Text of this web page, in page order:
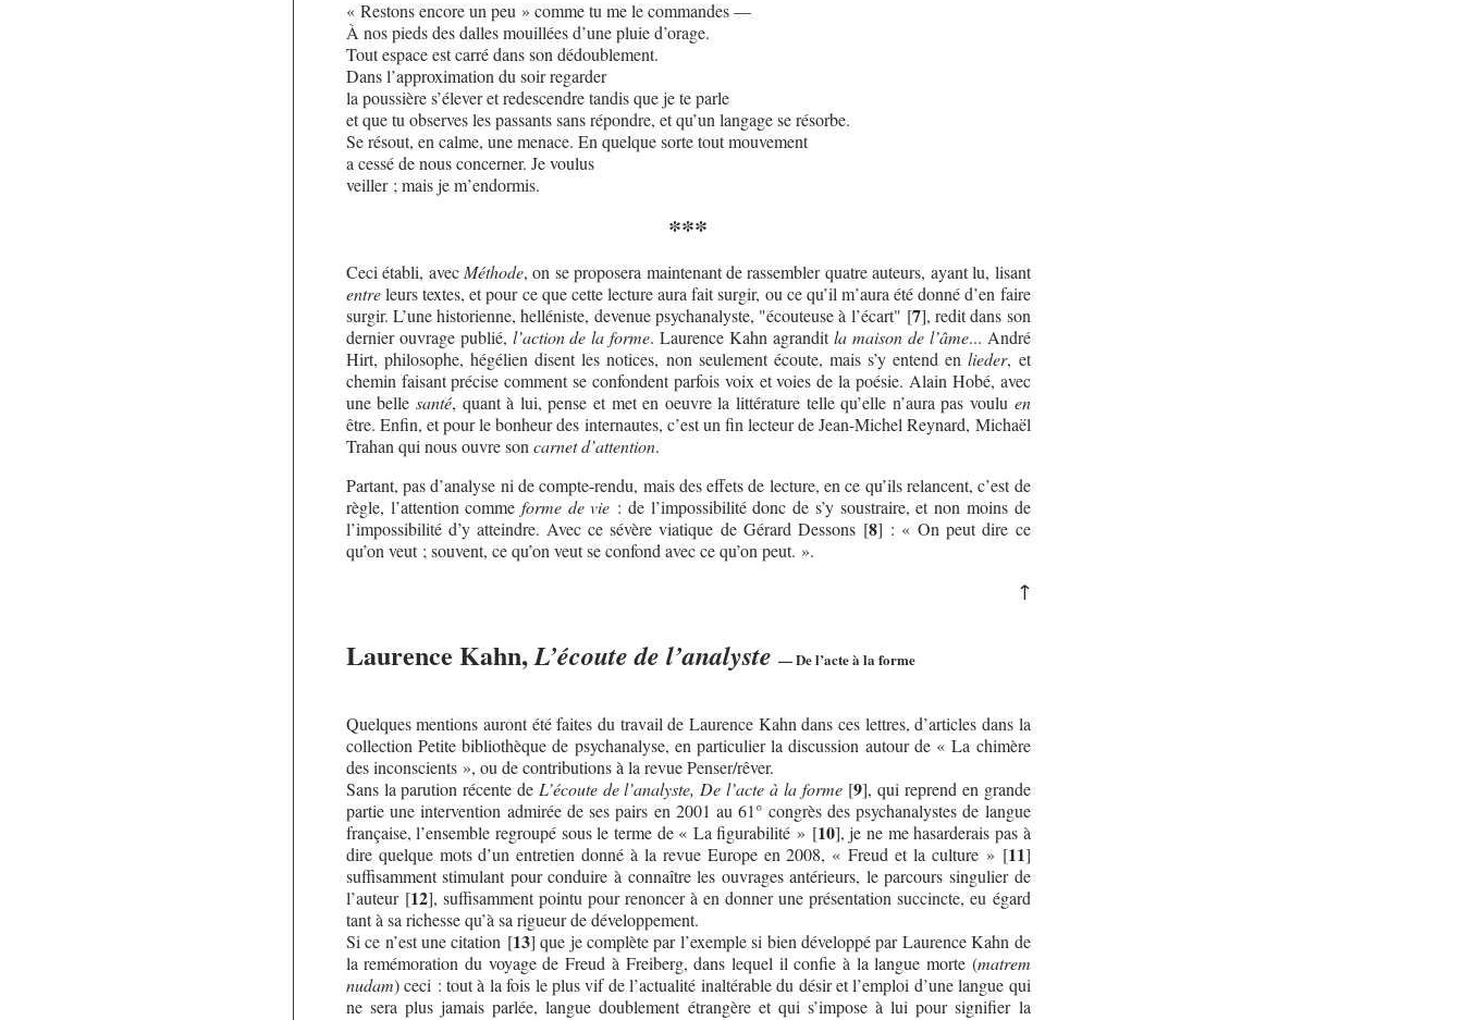
« Restons encore un peu » comme tu me le commandes —
À nos pieds des dalles mouillées d’une pluie d’orage.
Tout espace est carré dans son dédoublement.
Dans l’approximation du soir regarder
la poussière s’élever et redescendre tandis que je te parle
et que tu observes les passants sans répondre, et qu’un langage se résorbe.
Se résout, en calme, une menace. En quelque sorte tout mouvement
a cessé de nous concerner. Je voulus
veiller ; mais je m’endormis.
***
Ceci établi, avec Méthode, on se proposera maintenant de rassembler quatre auteurs, ayant lu, lisant
entreleurs textes, et pour ce que cette lecture aura fait surgir, ou ce qu’il m’aura été donné d’en faire
surgir. L’une historienne, helléniste, devenue psychanalyste, "écouteuse à l’écart" [7], redit dans son
dernier ouvrage publié, l’action de la forme. Laurence Kahn agranditla maison de l’âme... André
Hirt, philosophe, hégélien disent les notices, non seulement écoute, mais s’y entend enlieder, et
chemin faisant précise comment se confondent parfois voix et voies de la poésie. Alain Hobé, avec
une belle santé, quant à lui, pense et met en oeuvre la littérature telle qu’elle n’aura pas voulu en
être. Enfin, et pour le bonheur des internautes, c’est un fin lecteur de Jean-Michel Reynard, Michaël
Trahan qui nous ouvre son carnet d’attention.
Partant, pas d’analyse ni de compte-rendu, mais des effets de lecture, en ce qu’ils relancent, c’est de
règle, l’attention comme forme de vie : de l’impossibilité donc de s’y soustraire, et non moins de
l’impossibilité d’y atteindre. Avec ce sévère viatique de Gérard Dessons[8] : « On peut dire ce
qu’on veut ; souvent, ce qu’on veut se confond avec ce qu’on peut. ».
↑
Laurence Kahn,L’écoute de l’analyste — De l’acte à la forme
Quelques mentions auront été faites du travail de Laurence Kahn dans ces lettres, d’articles dans la
collection Petite bibliothèque de psychanalyse, en particulier la discussion autour de « La chimère
des inconscients », ou de contributions à la revue Penser/rêver.
Sans la parution récente de L’écoute de l’analyste, De l’acte à la forme[9], qui reprend en grande
partie une intervention admirée de ses pairs en 2001 au 61° congrès des psychanalystes de langue
française, l’ensemble regroupé sous le terme de « La figurabilité » [10], je ne me hasarderais pas à
dire quelque mots d’un entretien donné à la revue Europe en 2008, « Freud et la culture » [11]
suffisamment stimulant pour conduire à connaître les ouvrages antérieurs, le parcours singulier de
l’auteur[12], suffisamment pointu pour renoncer à en donner une présentation succincte, eu égard
tant à sa richesse qu’à sa rigueur de développement.
Si ce n’est une citation [13] que je complète par l’exemple si bien développé par Laurence Kahn de
la remémoration du voyage de Freud à Freiberg, dans lequel il confie à la langue morte (matrem
nudam) ceci : tout à la fois le plus vif de l’actualité inaltérable du désir et l’emploi d’une langue qui
ne sera plus jamais parlée, langue doublement étrangère et qui s’impose à lui pour signifier la